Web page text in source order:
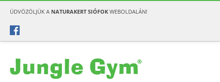
ÜDVÖZÖLJÜK A NATURAKERT SIÓFOK WEBOLDALÁN!